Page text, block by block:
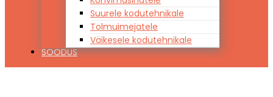
Suurele kodutehnikale
Tolmuimejatele
Väikesele kodutehnikale
SOODUS